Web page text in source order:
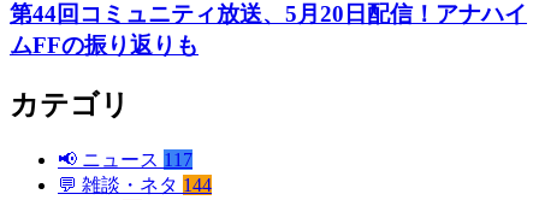
第44回コミュニティ放送、5月20日配信！アナハイ
ムFFの振り返りも
カテゴリ
📢 ニュース 117
💬 雑談・ネタ 144